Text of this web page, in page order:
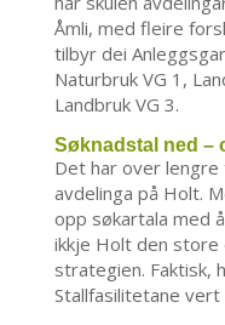
Åmli, med fleire
tilbyr dei
Naturbruk VG 1,
Landbruk VG 3.
Søknadstal ned –
Det har over
avdelinga på Holt.
opp søkartala med
ikkje Holt den store
strategien. Faktisk,
Stallfasilitetane vert